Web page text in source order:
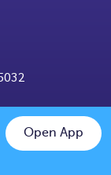
Chat on LINE
Open App